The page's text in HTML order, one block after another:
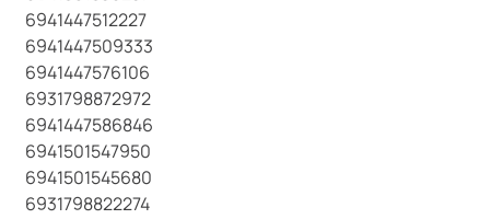
6941447512227
6941447509333
6941447576106
6931798872972
6941447586846
6941501547950
6941501545680
6931798822274